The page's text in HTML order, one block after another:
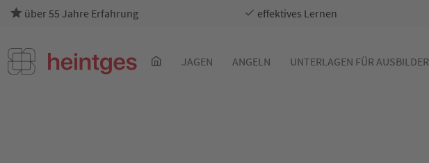
über 55 Jahre Erfahrung effektives Lernen
JAGEN ANGELN UNTERLAGEN FÜR AUSBILDER